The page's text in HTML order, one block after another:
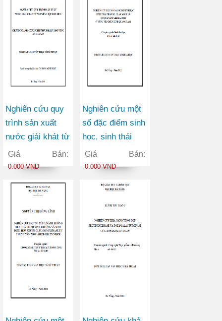
thành phố Đà
Nẵng
Nghiên cứu quy
trình sản xuất
nước giải khát từ
nguyên liệu chè
đen
Giá Bán:
0.000 VNĐ
Nghiên cứu một
số đặc điểm sinh
học, sinh thái
phân bố của cá
đối lá (Mugil
1861) ở vùng ven
biển tỉnh Quảng
Nam
Giá Bán:
0.000 VNĐ